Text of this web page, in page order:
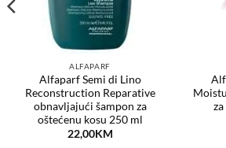
ALFAPARF
Alfaparf Semi di Lino
Reconstruction Reparative
obnavljajući šampon za
oštećenu kosu 250 ml
22,00KM